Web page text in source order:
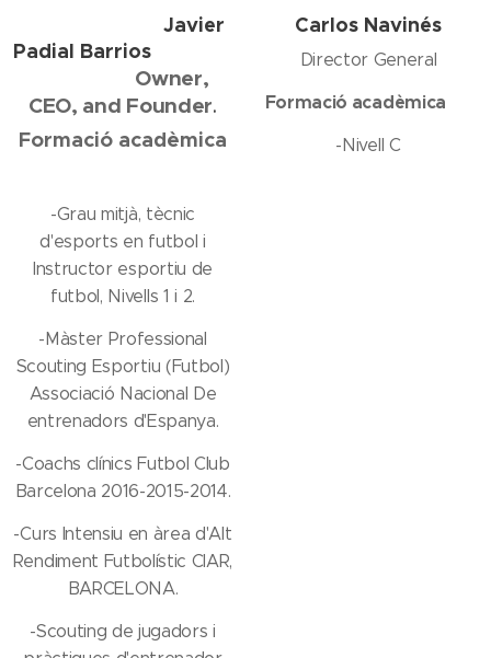
Javier
Padial Barrios
Owner,
CEO, and Founder.
Formació acadèmica
-Grau mitjà, tècnic
d'esports en futbol i
Instructor esportiu de
futbol, ​​Nivells 1 i 2.
-Màster Professional
Scouting Esportiu (Futbol)
Associació Nacional De
entrenadors d'Espanya.
-Coachs clínics Futbol Club
Barcelona 2016-2015-2014.
-Curs Intensiu en àrea d'Alt
Rendiment Futbolístic CIAR,
BARCELONA.
-Scouting de jugadors i
Carlos Navinés
Director General
Formació acadèmica
-Nivell C